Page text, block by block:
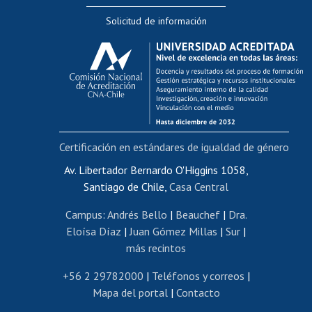
Evaluación docente
Calificación académica
Postulación al AUCAI
Funcionarias/os
Cursos internos de capacitación
Bienestar del personal
Portal de movilidad interna
Certificado de renta
Certificado de renta honorarios
Editar páginas blancas
Extranjeras/os
Revalidación y reconocimiento de títulos
Postulación al Programa de Movilidad Estudiantil
Solicitud de información
Av. Libertador Bernardo O'Higgins 1058,
Santiago de Chile, Casa Central
Campus: Andrés Bello | Beauchef| Dra.
Eloísa Díaz |Juan Gómez Millas | Sur |
más recintos
+56 2 29782000 | Teléfonos y correos |
Mapa del portal| Contacto
Certificación en estándares de igualdad de género